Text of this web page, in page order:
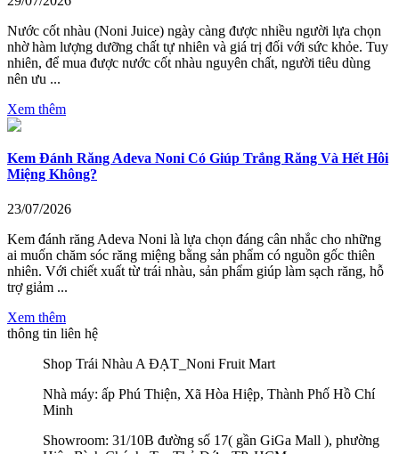
Nước cốt nhàu (Noni Juice) ngày càng được nhiều người lựa chọn
nhờ hàm lượng dưỡng chất tự nhiên và giá trị đối với sức khỏe. Tuy
nhiên, để mua được nước cốt nhàu nguyên chất, người tiêu dùng
nên ưu ...
Xem thêm
Kem Đánh Răng Adeva Noni Có Giúp Trắng Răng Và Hết Hôi
Miệng Không?
23/07/2026
Kem đánh răng Adeva Noni là lựa chọn đáng cân nhắc cho những
ai muốn chăm sóc răng miệng bằng sản phẩm có nguồn gốc thiên
nhiên. Với chiết xuất từ trái nhàu, sản phẩm giúp làm sạch răng, hỗ
trợ giảm ...
Xem thêm
thông tin liên hệ
Shop Trái Nhàu A ĐẠT_Noni Fruit Mart
Nhà máy: ấp Phú Thiện, Xã Hòa Hiệp, Thành Phố Hồ Chí
Minh
Showroom: 31/10B đường số 17( gần GiGa Mall ), phường